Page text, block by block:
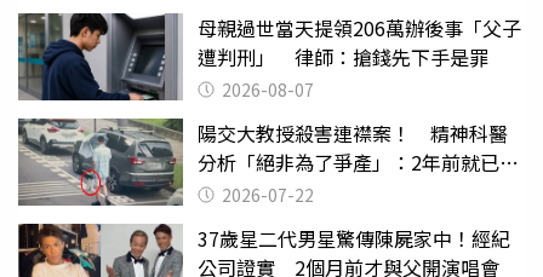
母親過世當天提領206萬辦後事「父子
遭判刑」 律師：搶錢先下手是罪
2026-08-07
陽交大教授殺害連襟案！ 精神科醫
分析「絕非為了爭產」：2年前就已言
行詭異
2026-07-22
37歲星二代男星驚傳陳屍家中！經紀
公司證實 2個月前才與父開演唱會